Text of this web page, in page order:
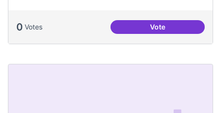
0 Votes VoteProjecte